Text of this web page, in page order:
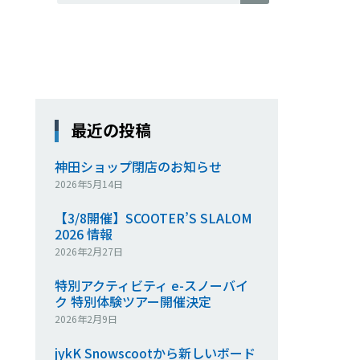
最近の投稿
神田ショップ閉店のお知らせ
2026年5月14日
【3/8開催】SCOOTER’S SLALOM
2026 情報
2026年2月27日
特別アクティビティ e-スノーバイ
ク 特別体験ツアー開催決定
2026年2月9日
jykK Snowscootから新しいボード